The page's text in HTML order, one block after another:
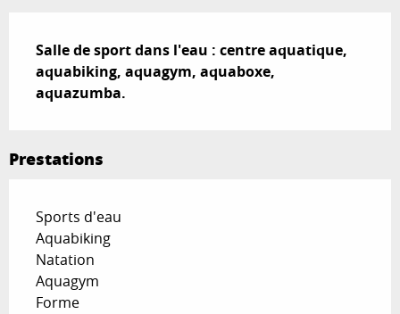
Salle de sport dans l'eau : centre aquatique,
aquabiking, aquagym, aquaboxe,
aquazumba.
Prestations
Sports d'eau
Aquabiking
Natation
Aquagym
Forme